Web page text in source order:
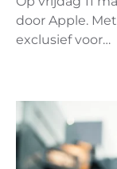
door Apple.
exclusief voor…